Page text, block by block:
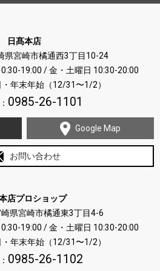
日髙本店
県宮崎市橘通西3丁目10-24
19:00 / 金・土曜日 10:30-20:00
年末年始（12/31〜1/2）
0985-26-1101
Google Map
お問い合わせ
店プロショップ
県宮崎市橘通東3丁目4-6
19:00 / 金・土曜日 10:30-20:00
年末年始（12/31〜1/2）
0985-26-1102